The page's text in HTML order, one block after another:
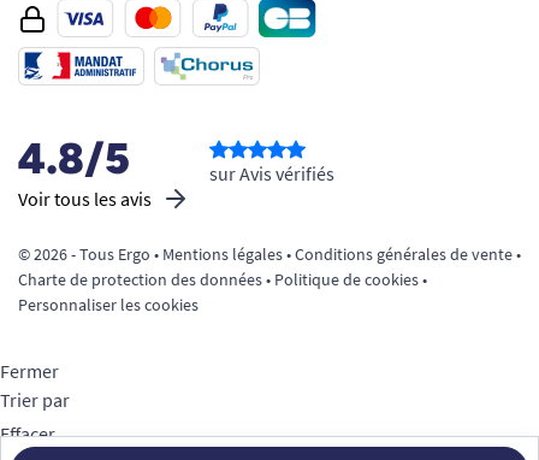
4.8/5
Voir tous les avis
sur Avis vérifiés
© 2026 - Tous Ergo • Mentions légales•Conditions générales de vente•
Charte de protection des données• Politique de cookies•
Personnaliser les cookies
Fermer
Trier par
Effacer